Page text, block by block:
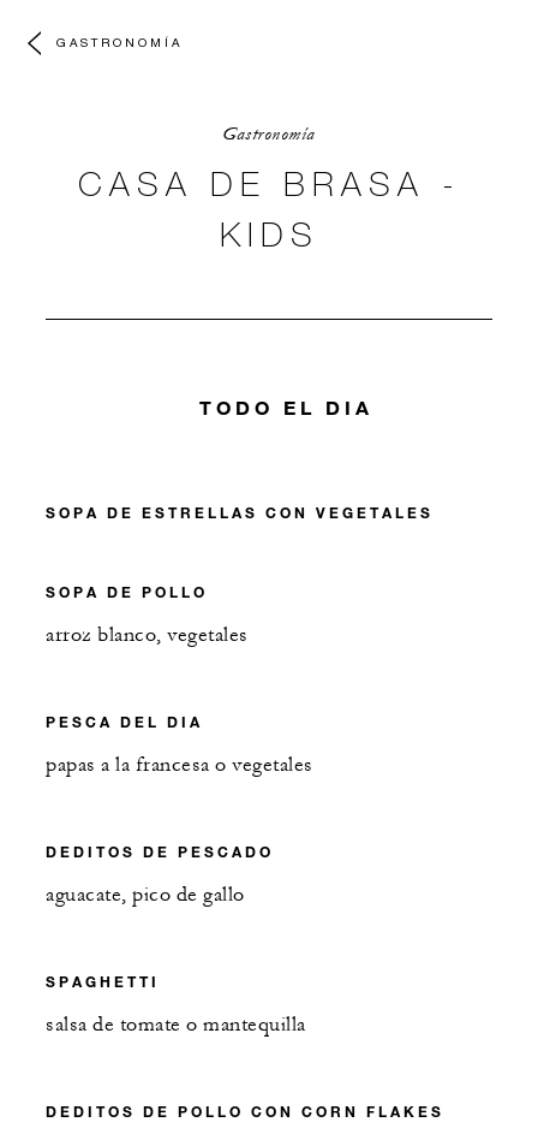
GASTRONOMÍA
Gastronomía
CASA DE BRASA -
KIDS
TODO EL DIA
SOPA DE ESTRELLAS CON VEGETALES
SOPA DE POLLO
arroz blanco, vegetales
PESCA DEL DIA
papas a la francesa o vegetales
DEDITOS DE PESCADO
aguacate, pico de gallo
SPAGHETTI
salsa de tomate o mantequilla
DEDITOS DE POLLO CON CORN FLAKES